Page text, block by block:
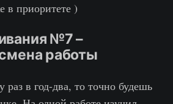
в приоритете )
№7 –
работы
раз в год-два, то точно будешь